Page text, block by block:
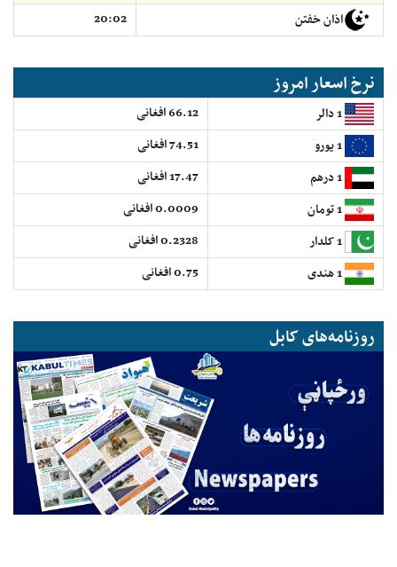
اذان خفتن
20:02
نرخ اسعار امروز
66.12 افغانی
74.51 افغانی
17.47 افغانی
0.0009 افغانی
0.2328 افغانی
0.75 افغانی
روزنامه‌های کابل